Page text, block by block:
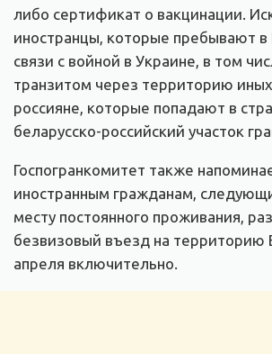
либо сертификат о вакцинации.
иностранцы, которые пребывают в
связи с войной в Украине, в том
транзитом через территорию
россияне, которые попадают в
беларусско-российский участок
Госпогранкомитет также
иностранным гражданам,
месту постоянного проживания,
безвизовый въезд на территорию
апреля включительно.